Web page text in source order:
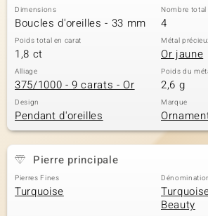
Dimensions
Boucles d'oreilles - 33 mm
Nombre total
4
Poids total en carat
1,8 ct
Métal
Or jaune
Alliage
375/1000 - 9 carats - Or
Poids du
2,6 g
Design
Pendant d'oreilles
Marque
Pierre principale
Pierres Fines
Turquoise
Beauty